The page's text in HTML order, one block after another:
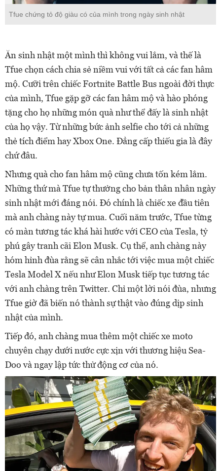
Tfue chứng tỏ độ giàu có của mình trong ngày sinh nhật
Ăn sinh nhật một mình thì không vui lắm, và thế là
Tfue chọn cách chia sẻ niềm vui với tất cả các fan hâm
mộ. Cưỡi trên chiếc Fortnite Battle Bus ngoài đời thực
của mình, Tfue gặp gỡ các fan hâm mộ và hào phóng
tặng cho họ những món quà như thể đấy là sinh nhật
của họ vậy. Từ những bức ảnh selfie cho tới cả những
thẻ tích điểm hay Xbox One. Đẳng cấp thiếu gia là đây
chứ đâu.
Nhưng quà cho fan hâm mộ cũng chưa tốn kém lắm.
Những thứ mà Tfue tự thưởng cho bản thân nhân ngày
sinh nhật mới đáng nói. Đó chính là chiếc xe đầu tiên
mà anh chàng này tự mua. Cuối năm trước, Tfue từng
có màn tương tác khá hài hước với CEO của Tesla, tỷ
phú gây tranh cãi Elon Musk. Cụ thể, anh chàng này
hóm hỉnh đùa rằng sẽ cân nhắc tới việc mua một chiếc
Tesla Model X nếu như Elon Musk tiếp tục tương tác
với anh chàng trên Twitter. Chỉ một lời nói đùa, nhưng
Tfue giờ đã biến nó thành sự thật vào đúng dịp sinh
nhật của mình.
Tiếp đó, anh chàng mua thêm một chiếc xe moto
chuyên chạy dưới nước cực xịn với thương hiệu Sea-
Doo và ngay lập tức thử động cơ của nó.